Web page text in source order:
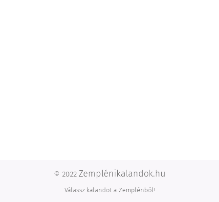
© 2022 Zemplénikalandok.hu
Válassz kalandot a Zemplénből!